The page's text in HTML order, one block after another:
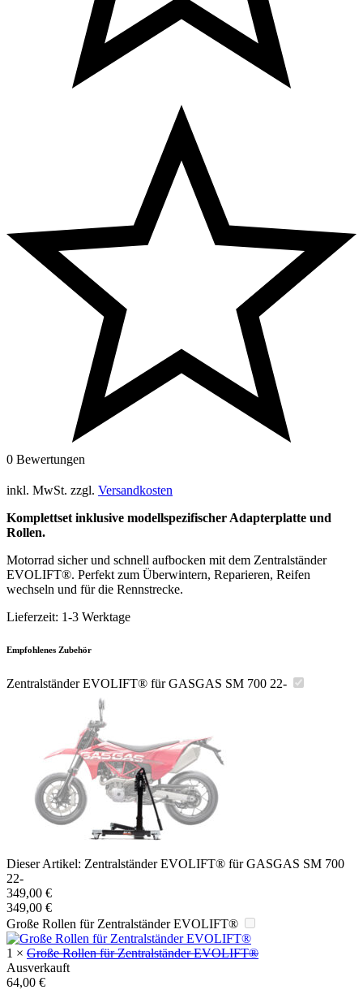
0 Bewertungen
inkl. MwSt. zzgl. Versandkosten
Komplettset inklusive modellspezifischer Adapterplatte und
Rollen.
Motorrad sicher und schnell aufbocken mit dem Zentralständer
EVOLIFT®. Perfekt zum Überwintern, Reparieren, Reifen
wechseln und für die Rennstrecke.
Lieferzeit: 1-3 Werktage
Empfohlenes Zubehör
Zentralständer EVOLIFT® für GASGAS SM 700 22-
Dieser Artikel: Zentralständer EVOLIFT® für GASGAS SM 700
22-
349,00 €
349,00 €
Große Rollen für Zentralständer EVOLIFT®
1 × Große Rollen für Zentralständer EVOLIFT®
Ausverkauft
64,00 €